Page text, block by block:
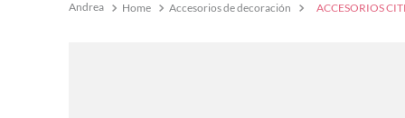
Home Accesorios de decoración ACCESORIOS
tenis mujer